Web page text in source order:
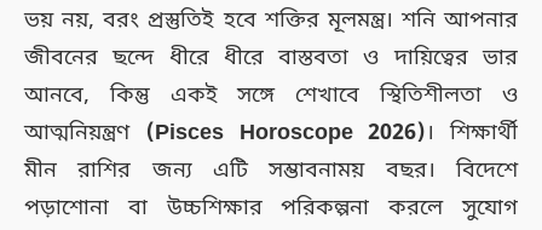
ভয় নয়, বরং প্রস্তুতিই হবে শক্তির মূলমন্ত্র। শনি আপনার
জীবনের ছন্দে ধীরে ধীরে বাস্তবতা ও দায়িত্বের ভার
আনবে, কিন্তু একই সঙ্গে শেখাবে স্থিতিশীলতা ও
আত্মনিয়ন্ত্রণ(Pisces Horoscope 2026)। শিক্ষার্থী
মীন রাশির জন্য এটি সম্ভাবনাময় বছর। বিদেশে
পড়াশোনা বা উচ্চশিক্ষার পরিকল্পনা করলে সুযোগ